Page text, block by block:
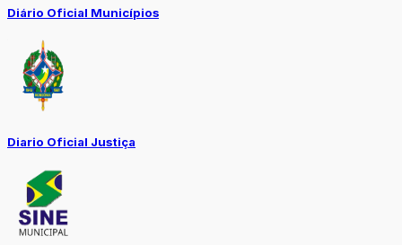
Diário Oficial Municípios
Diario Oficial Justiça